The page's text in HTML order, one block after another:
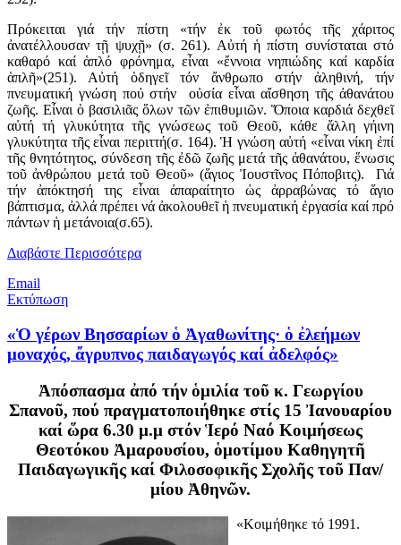
Πρόκειται γιά τήν πίστη «τήν ἐκ τοῦ φωτός τῆς χάριτος
ἀνατέλλουσαν τῇ ψυχῇ» (σ. 261). Αὐτή ἡ πίστη συνίσταται στό
καθαρό καί ἁπλό φρόνημα, εἶναι «ἔννοια νηπιώδης καί καρδία
ἁπλῆ»(251). Αὐτή ὁδηγεῖ τόν ἄνθρωπο στήν ἀληθινή, τήν
πνευματική γνώση πού στήν οὐσία εἶναι αἴσθηση τῆς ἀθανάτου
ζωῆς. Εἶναι ὁ βασιλιᾶς ὅλων τῶν ἐπιθυμιῶν. Ὅποια καρδιά δεχθεῖ
αὐτή τή γλυκύτητα τῆς γνώσεως τοῦ Θεοῦ, κάθε ἄλλη γήινη
γλυκύτητα τῆς εἶναι περιττή(σ. 164). Ἡ γνώση αὐτή «εἶναι νίκη ἐπί
τῆς θνητότητος, σύνδεση τῆς ἐδῶ ζωῆς μετά τῆς ἀθανάτου, ἕνωσις
τοῦ ἀνθρώπου μετά τοῦ Θεοῦ» (ἅγιος Ἰουστῖνος Πόποβιτς). Γιά
τήν ἀπόκτησή της εἶναι ἀπαραίτητο ὡς ἀρραβώνας τό ἅγιο
βάπτισμα, ἀλλά πρέπει νά ἀκολουθεῖ ἡ πνευματική ἐργασία καί πρό
πάντων ἡ μετάνοια(σ.65).
Διαβάστε Περισσότερα
Email
Εκτύπωση
«Ὁ γέρων Βησσαρίων ὁ Ἀγαθωνίτης· ὁ ἐλεήμων
μοναχός, ἄγρυπνος παιδαγωγός καί ἀδελφός»
Ἀπόσπασμα ἀπό τήν ὁμιλία τοῦ κ. Γεωργίου
Σπανοῦ, πού πραγματοποιήθηκε στίς 15 Ἰανουαρίου
καί ὥρα 6.30 μ.μ στόν Ἱερό Ναό Κοιμήσεως
Θεοτόκου Ἀμαρουσίου, ὁμοτίμου Καθηγητῆ
Παιδαγωγικῆς καί Φιλοσοφικῆς Σχολῆς τοῦ Παν/
μίου Ἀθηνῶν.
«Κοιμήθηκε τό 1991.